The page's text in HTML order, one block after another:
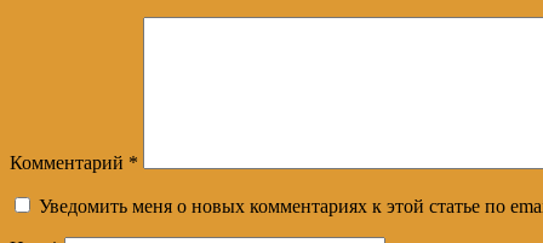
Комментарий *
Уведомить меня о новых комментариях к этой статье по